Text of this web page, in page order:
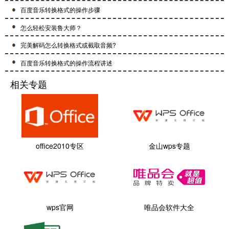
百度音乐转换格式的操作步骤
怎么轻松安装鲁大师？
完美解码怎么转换格式或截取音频?
百度音乐转换格式的操作流程讲述
相关专题
office2010专区 金山wps专题
wps官网 唯品会软件大全